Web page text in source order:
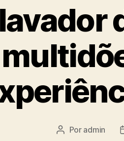
Por admin